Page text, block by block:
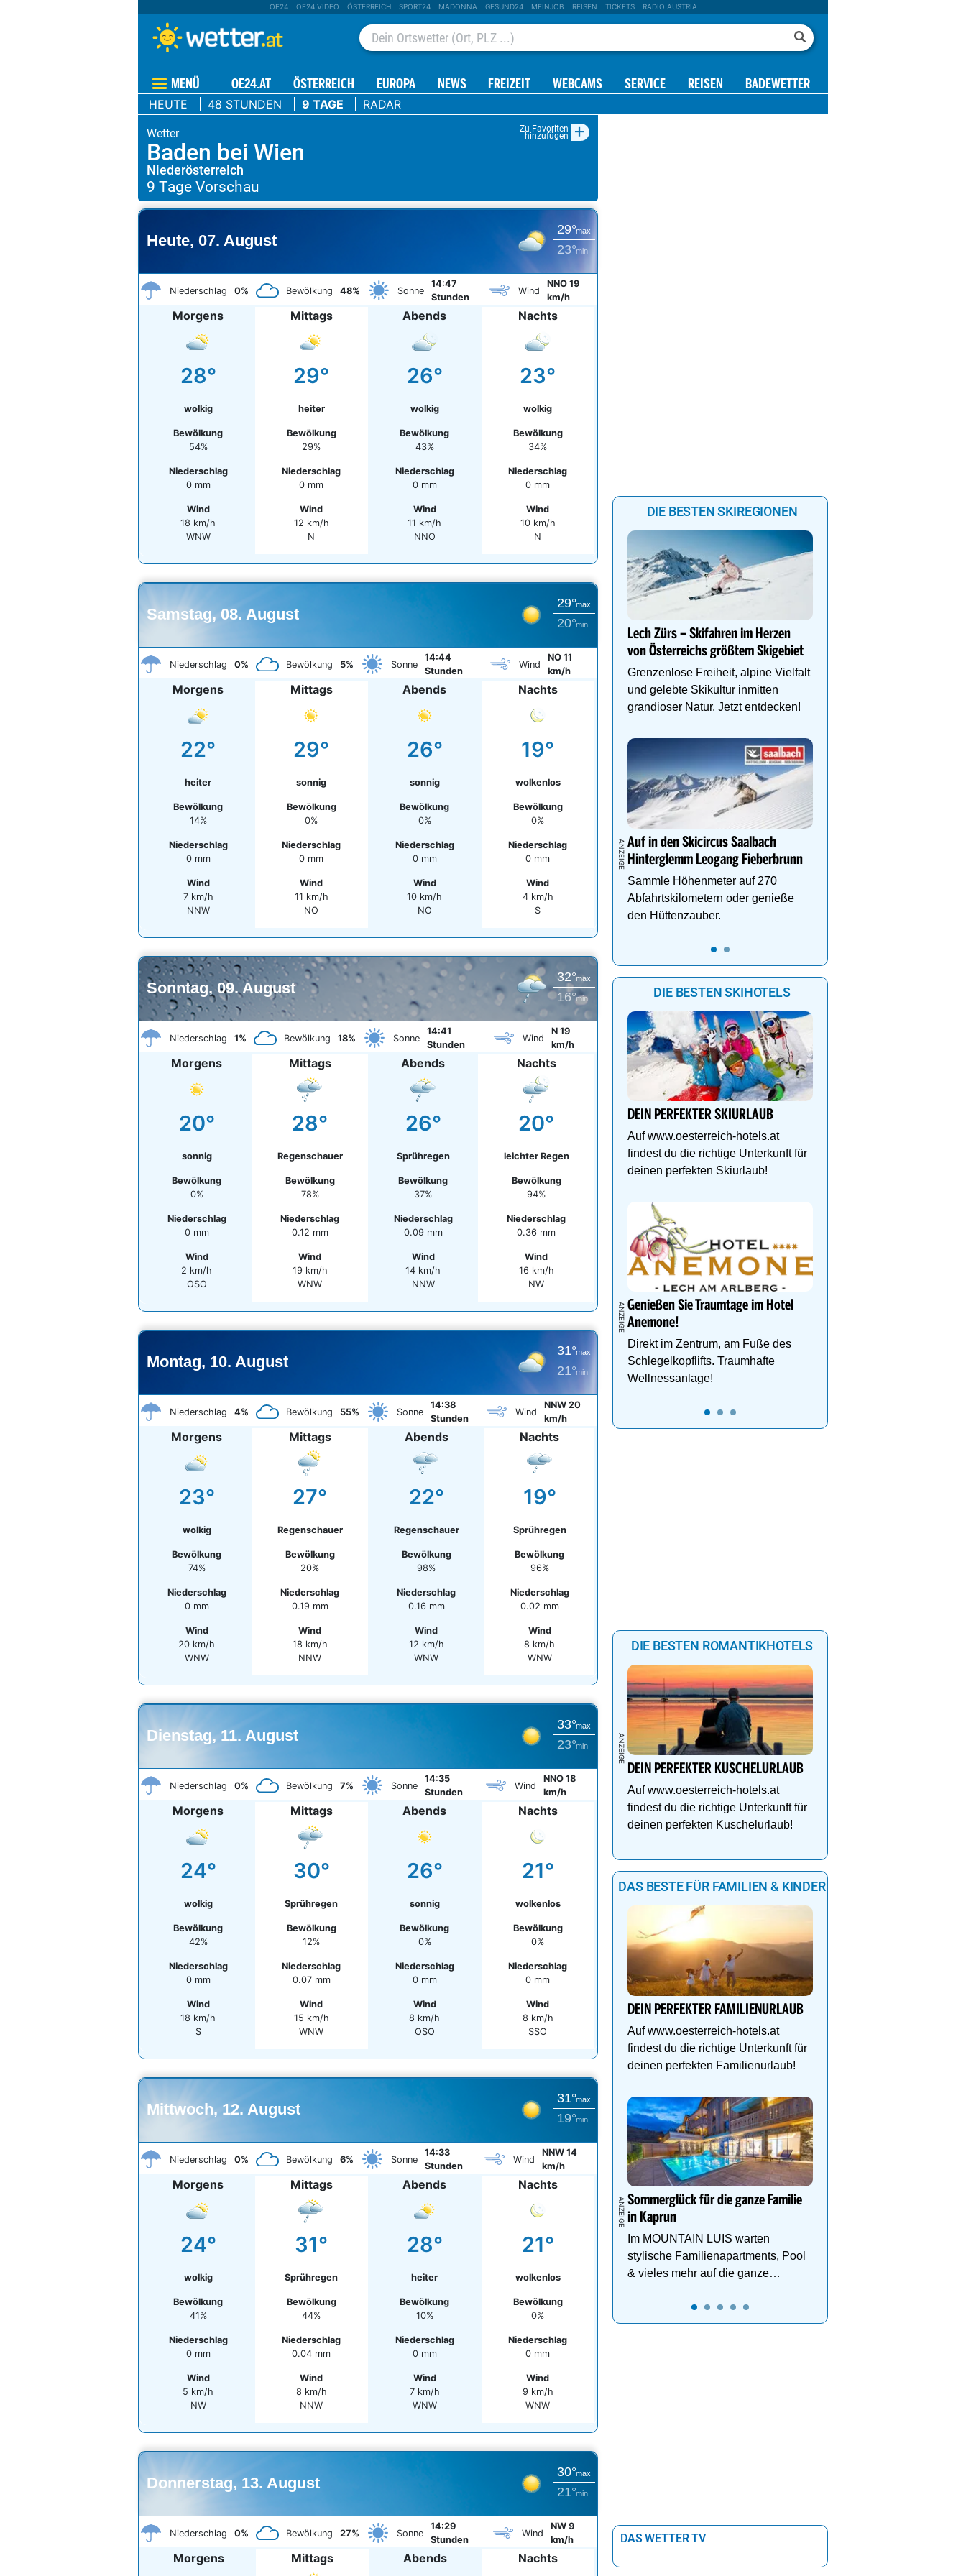
OE24 OE24 VIDEO ÖSTERREICH SPORT24 MADONNA GESUND24 MEINJOB REISEN TICKETS RADIO AUSTRIA
MENÜ OE24.AT ÖSTERREICH EUROPA NEWS FREIZEIT WEBCAMS SERVICE REISEN BADEWETTER
HEUTE 48 STUNDEN 9 TAGE RADAR
Zu Favoriten
hinzufügen +
Baden bei Wien
Niederösterreich
Heute, 07. August
29°max
23°min
Niederschlag 0% Bewölkung 48% Sonne
14:47
Stunden
Wind
NNO 19
km/h
Morgens
28°
wolkig
Bewölkung
54%
Niederschlag
0 mm
Wind
18 km/h
WNW
Mittags
29°
heiter
Bewölkung
29%
Niederschlag
0 mm
Wind
12 km/h
N
Abends
26°
wolkig
Bewölkung
43%
Niederschlag
0 mm
Wind
11 km/h
NNO
Nachts
23°
wolkig
Bewölkung
34%
Niederschlag
0 mm
Wind
10 km/h
N
Samstag, 08. August
29°max
20°min
Niederschlag 0% Bewölkung 5% Sonne
14:44
Stunden
Wind
NO 11
km/h
Morgens
22°
heiter
Bewölkung
14%
Niederschlag
0 mm
Wind
7 km/h
NNW
Mittags
29°
sonnig
Bewölkung
0%
Niederschlag
0 mm
Wind
11 km/h
NO
Abends
26°
sonnig
Bewölkung
0%
Niederschlag
0 mm
Wind
10 km/h
NO
Nachts
19°
wolkenlos
Bewölkung
0%
Niederschlag
0 mm
Wind
4 km/h
S
Sonntag, 09. August
32°max
16°min
Niederschlag 1% Bewölkung 18% Sonne
14:41
Stunden
Wind
N 19
km/h
Morgens
20°
sonnig
Bewölkung
0%
Niederschlag
0 mm
Wind
2 km/h
OSO
Mittags
28°
Regenschauer
Bewölkung
78%
Niederschlag
0.12 mm
Wind
19 km/h
WNW
Abends
26°
Sprühregen
Bewölkung
37%
Niederschlag
0.09 mm
Wind
14 km/h
NNW
Nachts
20°
leichter Regen
Bewölkung
94%
Niederschlag
0.36 mm
Wind
16 km/h
NW
Montag, 10. August
31°max
21°min
Niederschlag 4% Bewölkung 55% Sonne
14:38
Stunden
Wind
NNW 20
km/h
Morgens
23°
wolkig
Bewölkung
74%
Niederschlag
0 mm
Wind
20 km/h
WNW
Mittags
27°
Regenschauer
Bewölkung
20%
Niederschlag
0.19 mm
Wind
18 km/h
NNW
Abends
22°
Regenschauer
Bewölkung
98%
Niederschlag
0.16 mm
Wind
12 km/h
WNW
Nachts
19°
Sprühregen
Bewölkung
96%
Niederschlag
0.02 mm
Wind
8 km/h
WNW
Dienstag, 11. August
33°max
23°min
Niederschlag 0% Bewölkung 7% Sonne
14:35
Stunden
Wind
NNO 18
km/h
Morgens
24°
wolkig
Bewölkung
42%
Niederschlag
0 mm
Wind
18 km/h
S
Mittags
30°
Sprühregen
Bewölkung
12%
Niederschlag
0.07 mm
Wind
15 km/h
WNW
Abends
26°
sonnig
Bewölkung
0%
Niederschlag
0 mm
Wind
8 km/h
OSO
Nachts
21°
wolkenlos
Bewölkung
0%
Niederschlag
0 mm
Wind
8 km/h
SSO
Mittwoch, 12. August
31°max
19°min
Niederschlag 0% Bewölkung 6% Sonne
14:33
Stunden
Wind
NNW 14
km/h
Morgens
24°
wolkig
Bewölkung
41%
Niederschlag
0 mm
Wind
5 km/h
NW
Mittags
31°
Sprühregen
Bewölkung
44%
Niederschlag
0.04 mm
Wind
8 km/h
NNW
Abends
28°
heiter
Bewölkung
10%
Niederschlag
0 mm
Wind
7 km/h
WNW
Nachts
21°
wolkenlos
Bewölkung
0%
Niederschlag
0 mm
Wind
9 km/h
WNW
Donnerstag, 13. August
30°max
21°min
Niederschlag 0% Bewölkung 27% Sonne
14:29
Stunden
Wind
NW 9
km/h
Morgens Mittags Abends Nachts
DIE BESTEN SKIREGIONEN
Lech Zürs – Skifahren im Herzen
von Österreichs größtem Skigebiet
Grenzenlose Freiheit, alpine Vielfalt
und gelebte Skikultur inmitten
grandioser Natur. Jetzt entdecken!
Auf in den Skicircus Saalbach
Hinterglemm Leogang Fieberbrunn
Sammle Höhenmeter auf 270
Abfahrtskilometern oder genieße
den Hüttenzauber.
DIE BESTEN SKIHOTELS
DEIN PERFEKTER SKIURLAUB
Auf www.oesterreich-hotels.at
findest du die richtige Unterkunft für
deinen perfekten Skiurlaub!
Genießen Sie Traumtage im Hotel
Anemone!
Direkt im Zentrum, am Fuße des
Schlegelkopflifts. Traumhafte
Wellnessanlage!
DIE BESTEN ROMANTIKHOTELS
DEIN PERFEKTER KUSCHELURLAUB
Auf www.oesterreich-hotels.at
findest du die richtige Unterkunft für
deinen perfekten Kuschelurlaub!
DAS BESTE FÜR FAMILIEN & KINDER
DEIN PERFEKTER FAMILIENURLAUB
Auf www.oesterreich-hotels.at
findest du die richtige Unterkunft für
deinen perfekten Familienurlaub!
Sommerglück für die ganze Familie
in Kaprun
Im MOUNTAIN LUIS warten
stylische Familienapartments, Pool
& vieles mehr auf die ganze
DAS WETTER TV